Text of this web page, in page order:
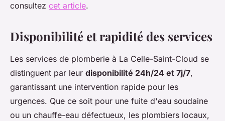
consultez cet article.
Disponibilité et rapidité des services
Les services de plomberie à La Celle-Saint-Cloud se
distinguent par leur disponibilité 24h/24 et 7j/7,
garantissant une intervention rapide pour les
urgences. Que ce soit pour une fuite d'eau soudaine
ou un chauffe-eau défectueux, les plombiers locaux,